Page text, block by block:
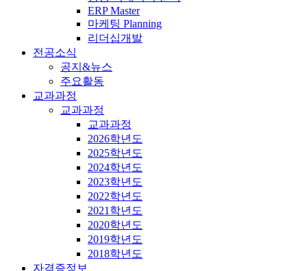
ERP Master
마케팅 Planning
리더십개발
전공소식
공지&뉴스
주요활동
교과과정
교과과정
교과과정
2026학년도
2025학년도
2024학년도
2023학년도
2022학년도
2021학년도
2020학년도
2019학년도
2018학년도
자격증정보